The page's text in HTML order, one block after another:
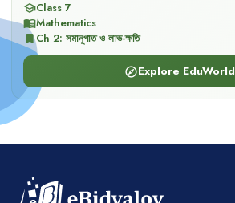
schoolClass 7
menu_bookMathematics
bookmarkCh 2: সমানুপাত ও লাভ-ক্ষতি
exploreExplore EduWorld